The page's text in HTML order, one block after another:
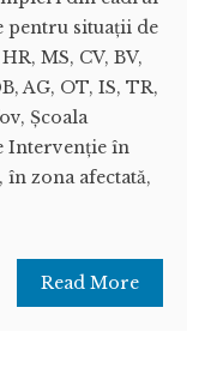
pentru situații de
MS, CV, BV,
AG, OT, IS, TR,
Școala
Intervenție în
zona afectată,
Read More